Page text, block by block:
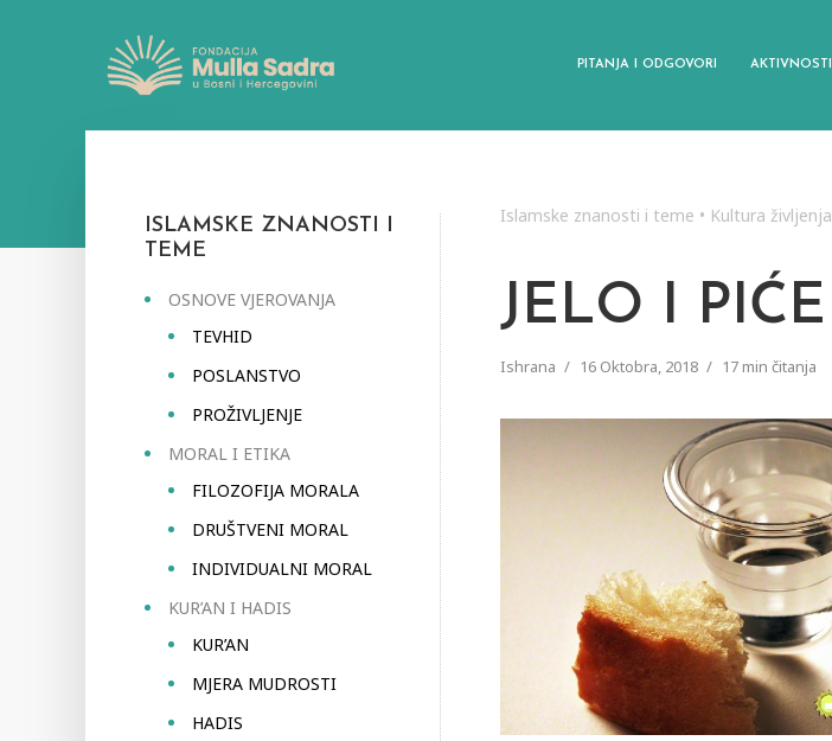
PITANJA I ODGOVORI AKTIVNOSTI
ISLAMSKE ZNANOSTI I
TEME
OSNOVE VJEROVANJA
TEVHID
POSLANSTVO
PROŽIVLJENJE
MORAL I ETIKA
FILOZOFIJA MORALA
DRUŠTVENI MORAL
INDIVIDUALNI MORAL
KUR’AN I HADIS
KUR’AN
MJERA MUDROSTI
HADIS
Islamske znanosti i teme • Kultura življenja
JELO I PIĆE
Ishrana 16 Oktobra, 2018 17 min čitanja